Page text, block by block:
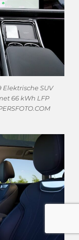
Elektrische SUV
66 kWh LFP